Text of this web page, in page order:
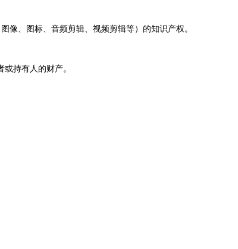
像、图标、音频剪辑、视频剪辑等）的知识产权。
持有人的财产。